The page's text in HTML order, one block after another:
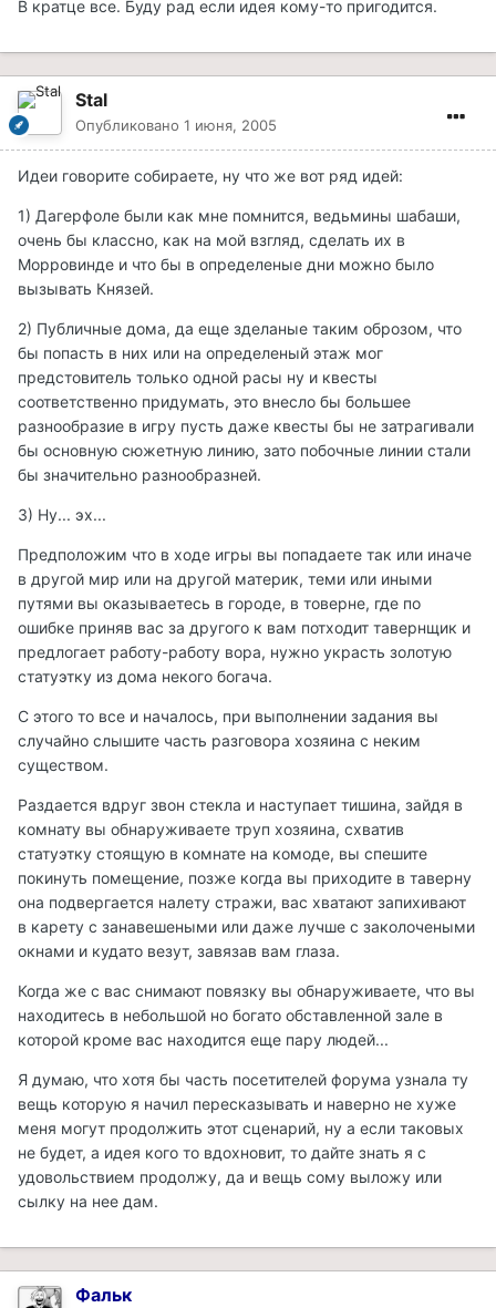
В кратце все. Буду рад если идея кому-то пригодится.
Stal
Опубликовано 1 июня, 2005
Идеи говорите собираете, ну что же вот ряд идей:
1) Дагерфоле были как мне помнится, ведьмины шабаши,
очень бы классно, как на мой взгляд, сделать их в
Морровинде и что бы в определеные дни можно было
вызывать Князей.
2) Публичные дома, да еще зделаные таким оброзом, что
бы попасть в них или на определеный этаж мог
предстовитель только одной расы ну и квесты
соответственно придумать, это внесло бы большее
разнообразие в игру пусть даже квесты бы не затрагивали
бы основную сюжетную линию, зато побочные линии стали
бы значительно разнообразней.
3) Ну... эх...
Предположим что в ходе игры вы попадаете так или иначе
в другой мир или на другой материк, теми или иными
путями вы оказываетесь в городе, в товерне, где по
ошибке приняв вас за другого к вам потходит тавернщик и
предлогает работу-работу вора, нужно украсть золотую
статуэтку из дома некого богача.
С этого то все и началось, при выполнении задания вы
случайно слышите часть разговора хозяина с неким
существом.
Раздается вдруг звон стекла и наступает тишина, зайдя в
комнату вы обнаруживаете труп хозяина, схватив
статуэтку стоящую в комнате на комоде, вы спешите
покинуть помещение, позже когда вы приходите в таверну
она подвергается налету стражи, вас хватают запихивают
в карету с занавешеными или даже лучше с заколочеными
окнами и кудато везут, завязав вам глаза.
Когда же с вас снимают повязку вы обнаруживаете, что вы
находитесь в небольшой но богато обставленной зале в
которой кроме вас находится еще пару людей...
Я думаю, что хотя бы часть посетителей форума узнала ту
вещь которую я начил пересказывать и наверно не хуже
меня могут продолжить этот сценарий, ну а если таковых
не будет, а идея кого то вдохновит, то дайте знать я с
удовольствием продолжу, да и вещь сому выложу или
сылку на нее дам.
Фальк